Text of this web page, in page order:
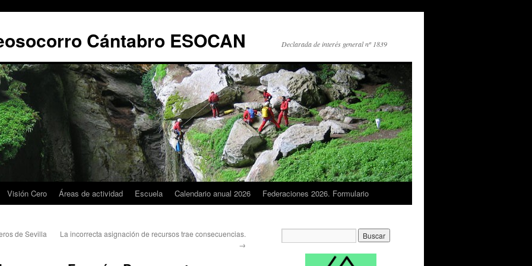
Cántabro ESOCAN Declarada de interés general nº 1839
Visión Cero Áreas de actividad Escuela Calendario anual 2026 Federaciones 2026. Formulario
de Sevilla
La incorrecta asignación de recursos trae consecuencias.
→